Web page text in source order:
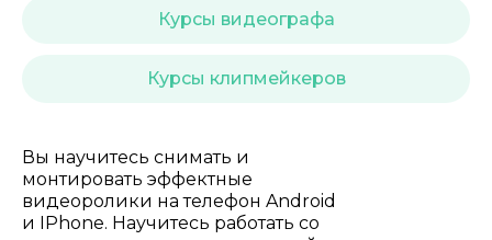
Курсы видеографа
Курсы клипмейкеров
Вы научитесь снимать и
монтировать эффектные
видеоролики на телефон Android
и IPhone. Научитесь работать со
Уровень организации *